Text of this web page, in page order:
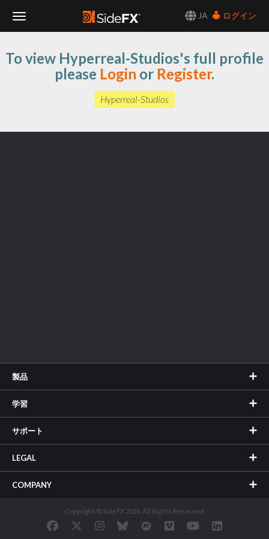
JA
ログイン
Navigation
To view Hyperreal-Studios's full profile
please Login or Register.
Hyperreal-Studios
製品
学習
サポート
LEGAL
COMPANY
Copyright © SideFX 2026. All Rights Reserved.